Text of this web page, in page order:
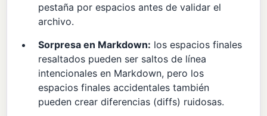
pestaña por espacios antes de validar el
archivo.
Sorpresa en Markdown: los espacios finales
resaltados pueden ser saltos de línea
intencionales en Markdown, pero los
espacios finales accidentales también
pueden crear diferencias (diffs) ruidosas.